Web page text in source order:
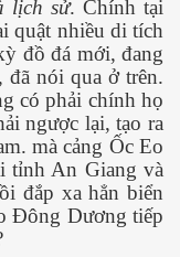
lịch sử. Chính tại
quật nhiều di tích
đồ đá mới, đang
đã nói qua ở trên.
có phải chính họ
ngược lại, tạo ra
mà cảng Ốc Eo
tỉnh An Giang và
đắp xa hẳn biển
Đông Dương tiếp